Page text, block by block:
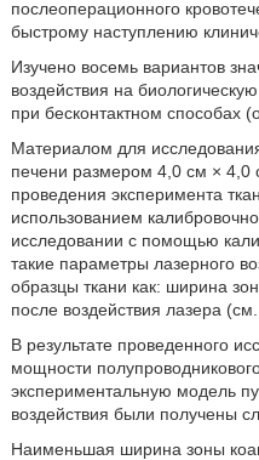
послеоперационного
быстрому наступлению
Изучено восемь вариантов
воздействия на
при бесконтактном способах
Материалом для
печени размером 4,0 см × 4,0
проведения эксперимента
использованием
исследовании с помощью
такие параметры лазерного
образцы ткани как: ширина
после воздействия лазера
В результате проведенного
мощности
экспериментальную модель
воздействия были получены
Наименьшая ширина зоны